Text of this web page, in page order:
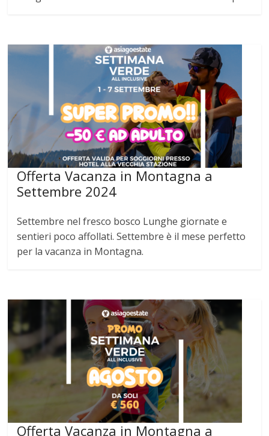
Offerta Vacanza in Montagna a
Settembre 2024
Settembre nel fresco bosco Lunghe giornate e
sentieri poco affollati. Settembre è il mese perfetto
per la vacanza in Montagna.
Offerta Vacanza in Montagna a